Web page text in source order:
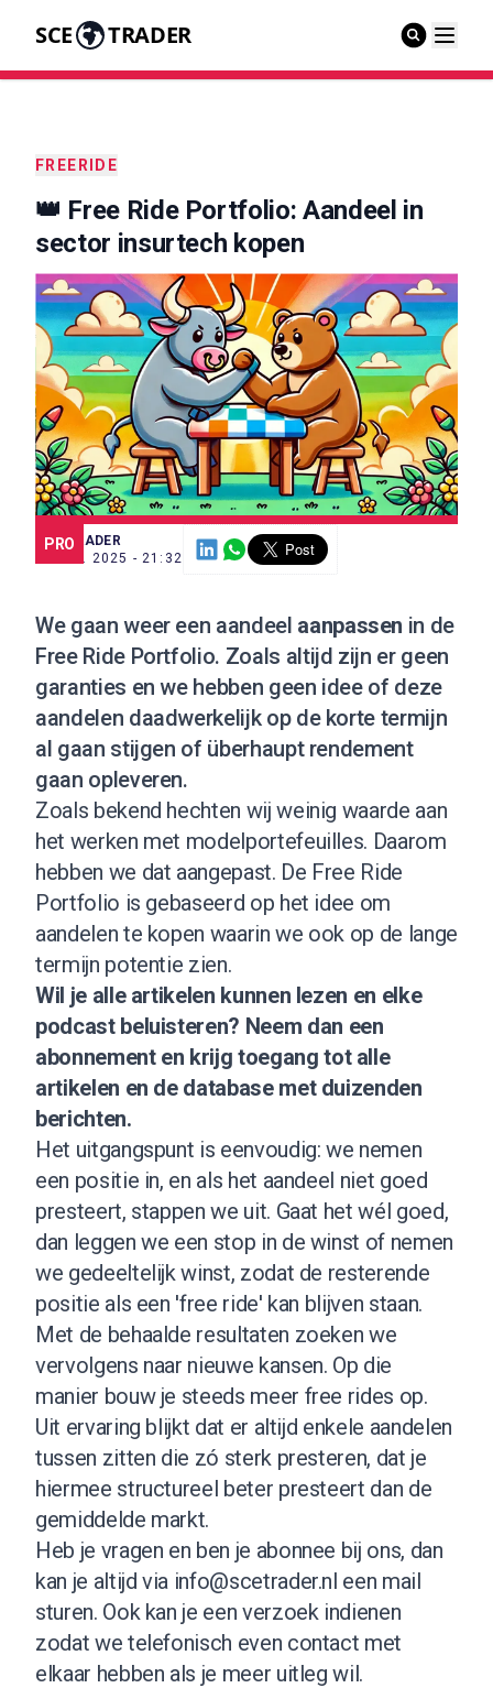
SCE TRADER
FREERIDE
👑 Free Ride Portfolio: Aandeel in
sector insurtech kopen
PRO
SCE TRADER
18 SEP. 2025 - 21:32
We gaan weer een aandeel aanpassen in de
Free Ride Portfolio. Zoals altijd zijn er geen
garanties en we hebben geen idee of deze
aandelen daadwerkelijk op de korte termijn
al gaan stijgen of überhaupt rendement
gaan opleveren.
Zoals bekend hechten wij weinig waarde aan
het werken met modelportefeuilles. Daarom
hebben we dat aangepast. De Free Ride
Portfolio is gebaseerd op het idee om
aandelen te kopen waarin we ook op de lange
termijn potentie zien.
Wil je alle artikelen kunnen lezen en elke
podcast beluisteren? Neem dan een
abonnementen krijg toegang tot alle
artikelen en de database met duizenden
berichten.
Het uitgangspunt is eenvoudig: we nemen
een positie in, en als het aandeel niet goed
presteert, stappen we uit. Gaat het wél goed,
dan leggen we een stop in de winst of nemen
we gedeeltelijk winst, zodat de resterende
positie als een 'free ride' kan blijven staan.
Met de behaalde resultaten zoeken we
vervolgens naar nieuwe kansen. Op die
manier bouw je steeds meer free rides op.
Uit ervaring blijkt dat er altijd enkele aandelen
tussen zitten die zó sterk presteren, dat je
hiermee structureel beter presteert dan de
gemiddelde markt.
Heb je vragen en ben je abonnee bij ons, dan
kan je altijd via info@scetrader.nl een mail
sturen. Ook kan je een verzoek indienen
zodat we telefonisch even contact met
elkaar hebben als je meer uitleg wil.